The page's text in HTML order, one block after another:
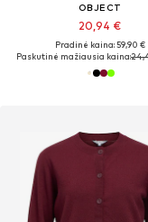
OBJECT
20,94 €
Pradinė kaina: 59,90 €
Paskutinė mažiausia kaina: